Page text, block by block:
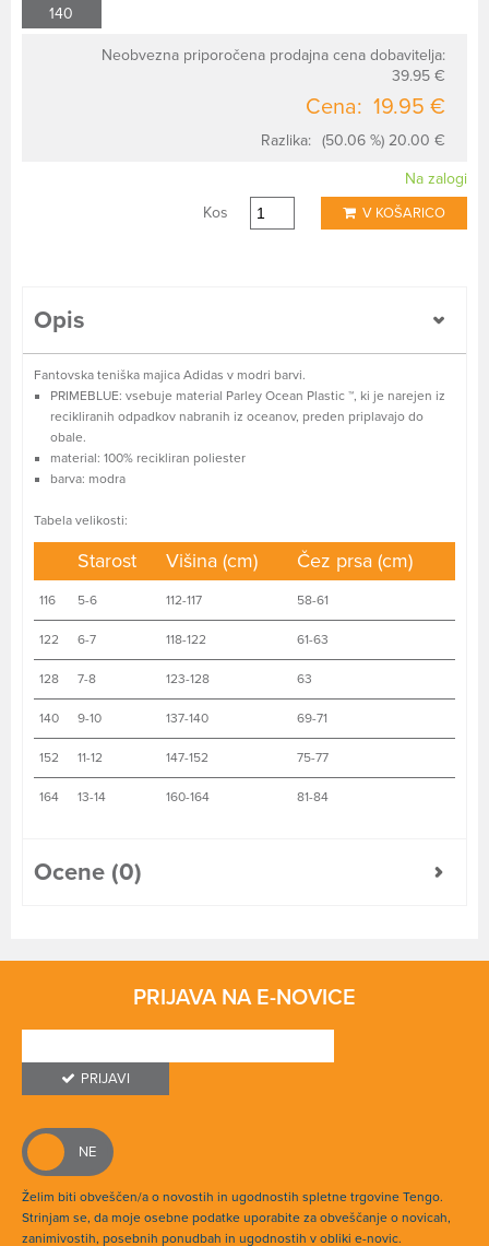
140
Neobvezna priporočena prodajna cena dobavitelja:
39.95 €
Cena: 19.95 €
Razlika: (50.06 %) 20.00 €
Na zalogi
Kos
V KOŠARICO
Opis
Fantovska teniška majica Adidas v modri barvi.
PRIMEBLUE: vsebuje material Parley Ocean Plastic ™, ki je narejen iz
recikliranih odpadkov nabranih iz oceanov, preden priplavajo do
obale.
material: 100% recikliran poliester
barva: modra
Tabela velikosti:
Starost Višina (cm) Čez prsa (cm)
116 5-6 112-117 58-61
122 6-7 118-122 61-63
128 7-8 123-128 63
140 9-10 137-140 69-71
152 11-12 147-152 75-77
164 13-14 160-164 81-84
Ocene (0)
PRIJAVA NA E-NOVICE
PRIJAVI
Želim biti obveščen/a o novostih in ugodnostih spletne trgovine Tengo.
Strinjam se, da moje osebne podatke uporabite za obveščanje o novicah,
zanimivostih, posebnih ponudbah in ugodnostih v obliki e-novic.